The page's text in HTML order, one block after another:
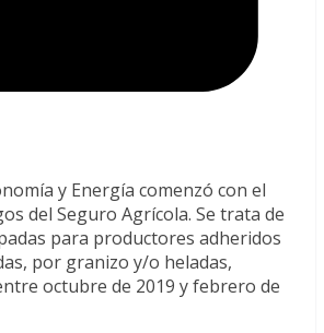
y Energía comenzó con el
del Seguro Agrícola. Se trata de
para productores adheridos
por granizo y/o heladas,
octubre de 2019 y febrero de